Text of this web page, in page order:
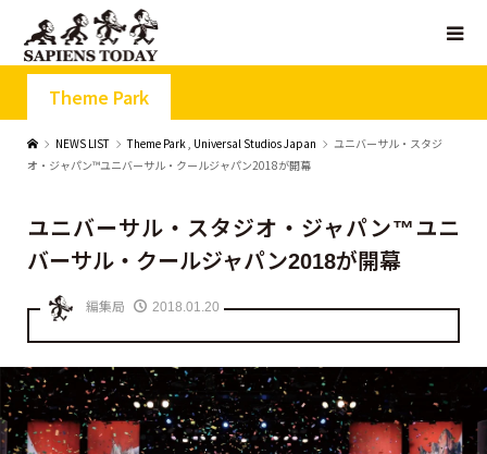
Theme Park
NEWS LIST Theme Park, Universal Studios Japan
ユニバーサル・スタジ
オ・ジャパン™ユニバーサル・クールジャパン2018が開幕
ユニバーサル・スタジオ・ジャパン™ユニ
バーサル・クールジャパン2018が開幕
編集局 2018.01.20